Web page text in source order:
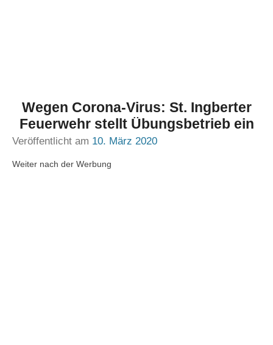
Wegen Corona-Virus: St. Ingberter
Feuerwehr stellt Übungsbetrieb ein
Veröffentlicht am 10. März 2020
Weiter nach der Werbung